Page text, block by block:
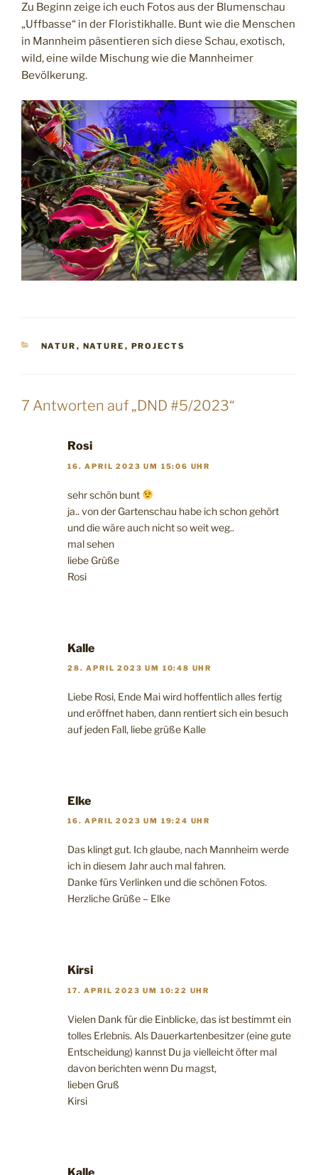
Zu Beginn zeige ich euch Fotos aus der Blumenschau
„Uffbasse“ in der Floristikhalle. Bunt wie die Menschen
in Mannheim päsentieren sich diese Schau, exotisch,
wild, eine wilde Mischung wie die Mannheimer
Bevölkerung.
KATEGORIEN
NATUR , NATURE , PROJECTS
7 Antworten auf „DND #5/2023“
Rosi
16. APRIL 2023 UM 15:06 UHR
sehr schön bunt
ja.. von der Gartenschau habe ich schon gehört
und die wäre auch nicht so weit weg..
mal sehen
liebe Grüße
Rosi
Kalle
28. APRIL 2023 UM 10:48 UHR
Liebe Rosi, Ende Mai wird hoffentlich alles fertig
und eröffnet haben, dann rentiert sich ein besuch
auf jeden Fall, liebe grüße Kalle
Elke
16. APRIL 2023 UM 19:24 UHR
Das klingt gut. Ich glaube, nach Mannheim werde
ich in diesem Jahr auch mal fahren.
Danke fürs Verlinken und die schönen Fotos.
Herzliche Grüße – Elke
Kirsi
17. APRIL 2023 UM 10:22 UHR
Vielen Dank für die Einblicke, das ist bestimmt ein
tolles Erlebnis. Als Dauerkartenbesitzer (eine gute
Entscheidung) kannst Du ja vielleicht öfter mal
davon berichten wenn Du magst,
lieben Gruß
Kirsi